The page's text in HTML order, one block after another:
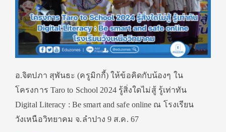
อ.จิตปภา สุพันธะ (ครูมิกกี้) ให้ข้อคิดกับน้องๆ ใน
โครงการ Taro to School 2024 รู้สิ่งใดไม่สู้ รู้เท่าทัน
Digital Literacy : Be smart and safe online ณ โรงเรียน
วังเหนือวิทยาคม จ.ลำปาง 9 ส.ค. 67